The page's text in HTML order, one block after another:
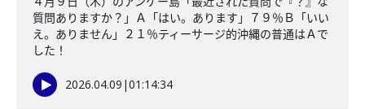
質問ありますか？」Ａ「はい。あります」７９％Ｂ「いい
え。ありません」２１％ティーサージ的沖縄の普通はＡで
した！
2026.04.09 |01:14:34